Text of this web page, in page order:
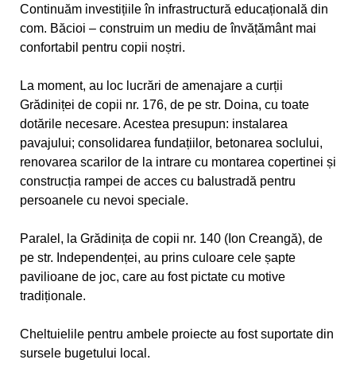
Continuăm investițiile în infrastructură educațională din
com. Băcioi – construim un mediu de învățământ mai
confortabil pentru copii noștri.
La moment, au loc lucrări de amenajare a curții
Grădiniței de copii nr. 176, de pe str. Doina, cu toate
dotările necesare. Acestea presupun: instalarea
pavajului; consolidarea fundațiilor, betonarea soclului,
renovarea scarilor de la intrare cu montarea copertinei și
construcția rampei de acces cu balustradă pentru
persoanele cu nevoi speciale.
Paralel, la Grădinița de copii nr. 140 (Ion Creangă), de
pe str. Independenței, au prins culoare cele șapte
pavilioane de joc, care au fost pictate cu motive
tradiționale.
Cheltuielile pentru ambele proiecte au fost suportate din
sursele bugetului local.